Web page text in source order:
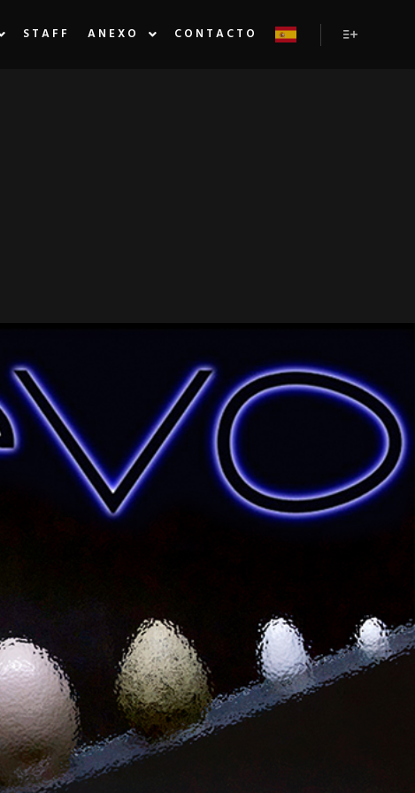
STAFF ANEXO CONTACTO